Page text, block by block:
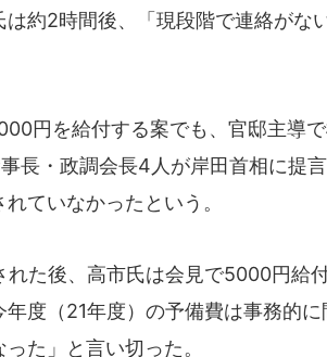
約2時間後、「現段階で連絡がな
円を給付する案でも、官邸主導
長・政調会長4人が岸田首相に提
ていなかったという。
た後、高市氏は会見で5000円給
度（21年度）の予備費は事務的に
た」と言い切った。